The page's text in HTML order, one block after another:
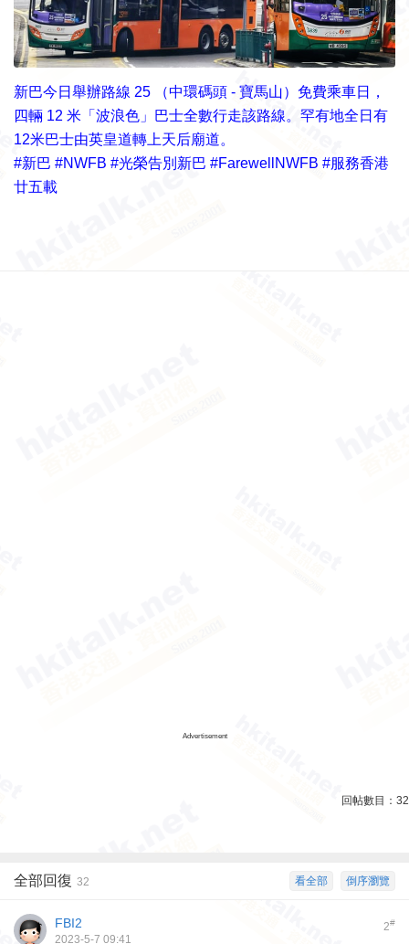
新巴今日舉辦路線 25 （中環碼頭 - 寶馬山）免費乘車日，
四輛 12 米「波浪色」巴士全數行走該路線。罕有地全日有
12米巴士由英皇道轉上天后廟道。
#新巴 #NWFB #光榮告別新巴 #FarewellNWFB #服務香港
廿五載
Advertisement
回帖數目： 32
倒序瀏覽
看全部
全部回復 32
2#
FBI2
2023-5-7 09:41